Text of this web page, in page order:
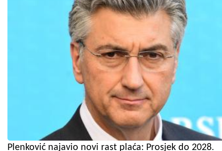
Plenković najavio novi rast plaća: Prosjek do 2028.